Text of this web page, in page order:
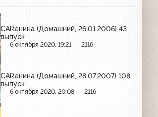
CARенина (Домашний, 26.01.2006) 43
выпуск
6 октября 2020, 19:21 2116
CARенина (Домашний, 28.07.2007) 108
выпуск
6 октября 2020, 20:08 2116